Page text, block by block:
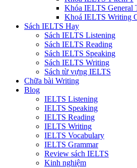
Khóa IELTS General
Khoá IELTS Writing
Sách IELTS Hay
Sách IELTS Listening
Sách IELTS Reading
Sách IELTS Speaking
Sách IELTS Writing
Sách từ vựng IELTS
Chữa bài Writing
Blog
IELTS Listening
IELTS Speaking
IELTS Reading
IELTS Writing
IELTS Vocabulary
IELTS Grammar
Review sách IELTS
Kinh nghiệm